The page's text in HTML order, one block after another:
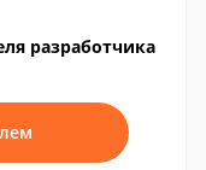
разработчика